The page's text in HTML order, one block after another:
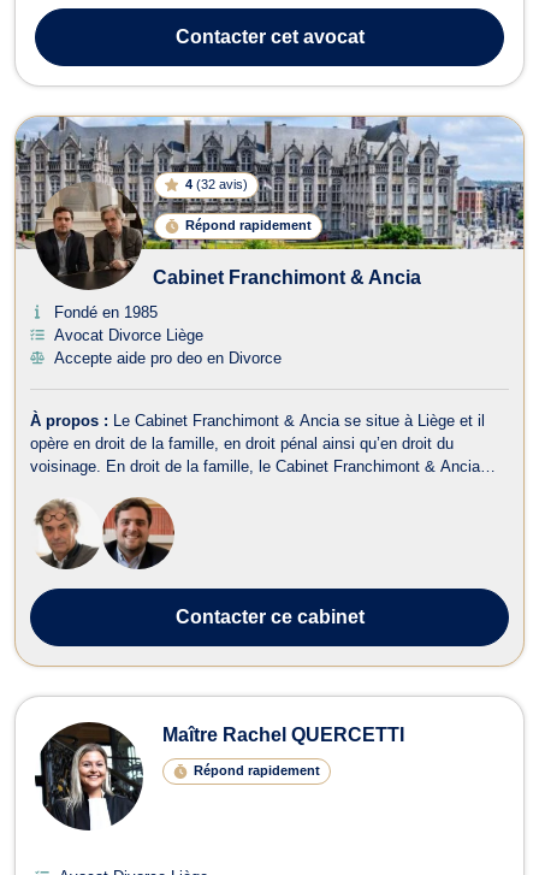
de la réparation du dommage corporel. De ce fait, il est en mesure
d’interv...
Contactercet avocat
4 (32 avis)
Répond rapidement
Cabinet Franchimont & Ancia
Fondé en 1985
Avocat Divorce Liège
Accepte aide pro deo en Divorce
À propos :
Le Cabinet Franchimont & Ancia se situe à Liège et il
opère en droit de la famille, en droit pénal ainsi qu’en droit du
voisinage. En droit de la famille, le Cabinet Franchimont & Ancia
droit de la jeunesse. Il traite aussi les contentieux relev...
Contacterce cabinet
Maître Rachel QUERCETTI
Répond rapidement